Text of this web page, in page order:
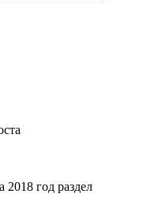
2018 год раздел